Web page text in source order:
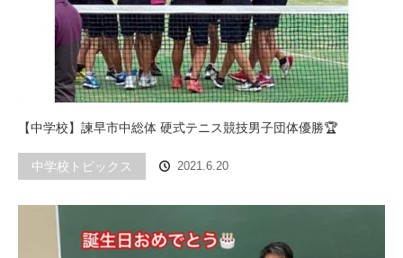
【中学校】諫早市中総体 硬式テニス競技男子団体優勝🏆
中学校トピックス 2021.6.20